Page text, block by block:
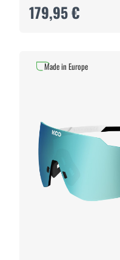
179,95 €
Made in Europe